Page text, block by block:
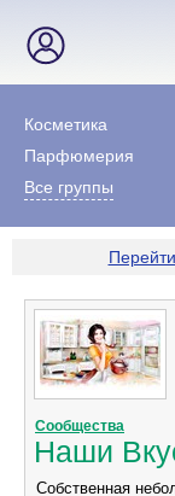
Косметика
Парфюмерия
Все группы
Сообщества
Наши
Собственная